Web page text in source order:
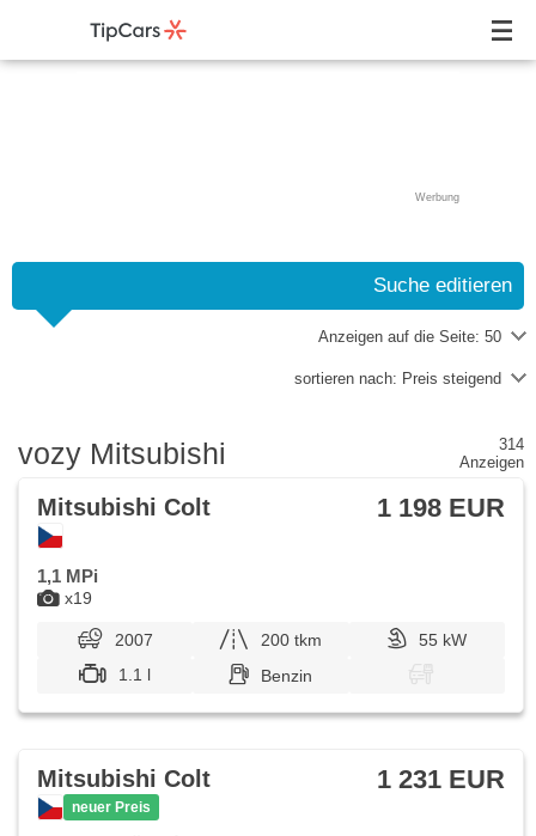
Werbung
Suche editieren
Anzeigen auf die Seite: 50
sortieren nach: Preis steigend
vozy Mitsubishi
314
Anzeigen
x19
Mitsubishi Colt 1 198 EUR
1,1 MPi
2007 200 tkm
55 kW
1.1 l
Benzin
Mitsubishi Colt
neuer Preis
1 231 EUR